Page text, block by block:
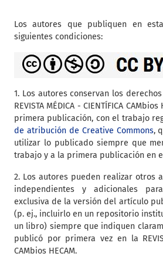
Los autores que publiquen en
siguientes condiciones:
1. Los autores conservan los
REVISTA MÉDICA - CIENTÍFICA
primera publicación, con el trabajo
de atribución de Creative Commons,
utilizar lo publicado siempre que
trabajo y a la primera publicación en
2. Los autores pueden realizar otros
independientes y adicionales
exclusiva de la versión del artículo
(p. ej., incluirlo en un repositorio
un libro) siempre que indiquen
publicó por primera vez en la
CAMbios HECAM.